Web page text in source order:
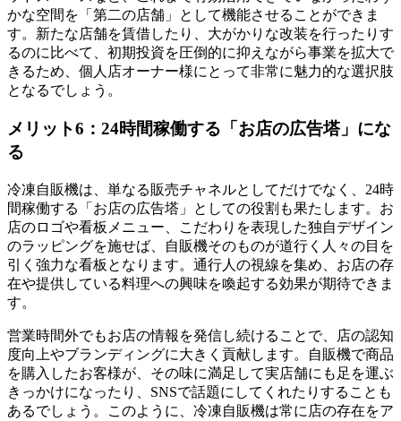
かな空間を「第二の店舗」として機能させることができま
す。新たな店舗を賃借したり、大がかりな改装を行ったりす
るのに比べて、初期投資を圧倒的に抑えながら事業を拡大で
きるため、個人店オーナー様にとって非常に魅力的な選択肢
となるでしょう。
メリット6：24時間稼働する「お店の広告塔」にな
る
冷凍自販機は、単なる販売チャネルとしてだけでなく、24時
間稼働する「お店の広告塔」としての役割も果たします。お
店のロゴや看板メニュー、こだわりを表現した独自デザイン
のラッピングを施せば、自販機そのものが道行く人々の目を
引く強力な看板となります。通行人の視線を集め、お店の存
在や提供している料理への興味を喚起する効果が期待できま
す。
営業時間外でもお店の情報を発信し続けることで、店の認知
度向上やブランディングに大きく貢献します。自販機で商品
を購入したお客様が、その味に満足して実店舗にも足を運ぶ
きっかけになったり、SNSで話題にしてくれたりすることも
あるでしょう。このように、冷凍自販機は常に店の存在をア